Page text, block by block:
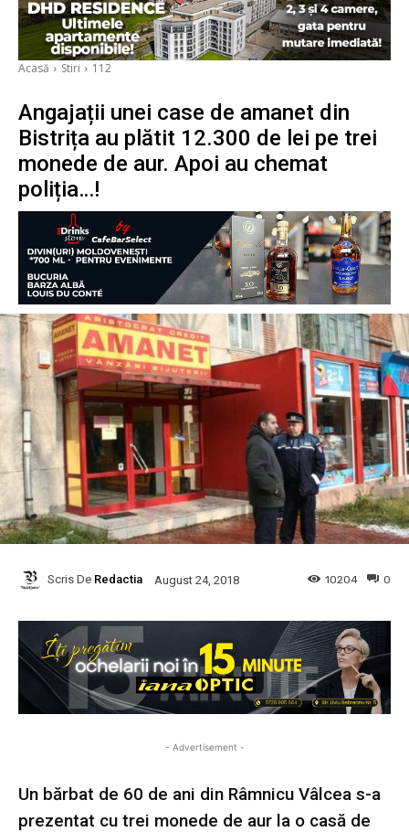
Acasă Stiri 112
Angajații unei case de amanet din
Bistrița au plătit 12.300 de lei pe trei
monede de aur. Apoi au chemat
poliția…!
Scris De Redactia August 24, 2018 0
10204
- Advertisement -
Un bărbat de 60 de ani din Râmnicu Vâlcea s-a
prezentat cu trei monede de aur la o casă de